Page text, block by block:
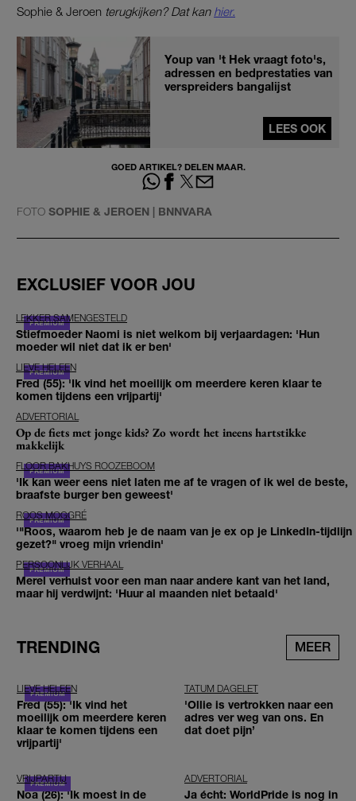
Sophie & Jeroen terugkijken? Dat kan hier.
Youp van 't Hek vraagt foto's,
adressen en bedprestaties van
verspreiders bangalijst
LEES OOK
GOED ARTIKEL? DELEN MAAR.
FOTO SOPHIE & JEROEN | BNNVARA
EXCLUSIEF VOOR JOU
LEKKER SAMENGESTELD
Stiefmoeder Naomi is niet welkom bij verjaardagen: 'Hun
moeder wil niet dat ik er ben'
LIEVE HELEEN
Fred (55): 'Ik vind het moeilijk om meerdere keren klaar te
komen tijdens een vrijpartij'
ADVERTORIAL
Op de fiets met jonge kids? Zo wordt het ineens hartstikke
makkelijk
FLOOR BAKHUYS ROOZEBOOM
'Ik kan weer eens niet laten me af te vragen of ik wel de beste,
braafste burger ben geweest'
ROOS MOGGRÉ
'"Roos, waarom heb je de naam van je ex op je LinkedIn-tijdlijn
gezet?" vroeg mijn vriendin'
PERSOONLIJK VERHAAL
Merel verhuist voor een man naar andere kant van het land,
maar hij verdwijnt: 'Huur al maanden niet betaald'
TRENDING MEER
LIEVE HELEEN
Fred (55): 'Ik vind het
moeilijk om meerdere keren
klaar te komen tijdens een
vrijpartij'
TATUM DAGELET
'Ollie is vertrokken naar een
adres ver weg van ons. En
dat doet pijn’
VRIJPARTIJ
Noa (26): 'Ik moest in de
ADVERTORIAL
Ja écht: WorldPride is nog in